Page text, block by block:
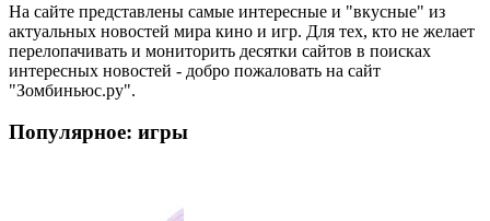
На сайте представлены самые интересные и "вкусные" из
актуальных новостей мира кино и игр. Для тех, кто не желает
перелопачивать и мониторить десятки сайтов в поисках
интересных новостей - добро пожаловать на сайт
"Зомбиньюс.ру".
Популярное: игры